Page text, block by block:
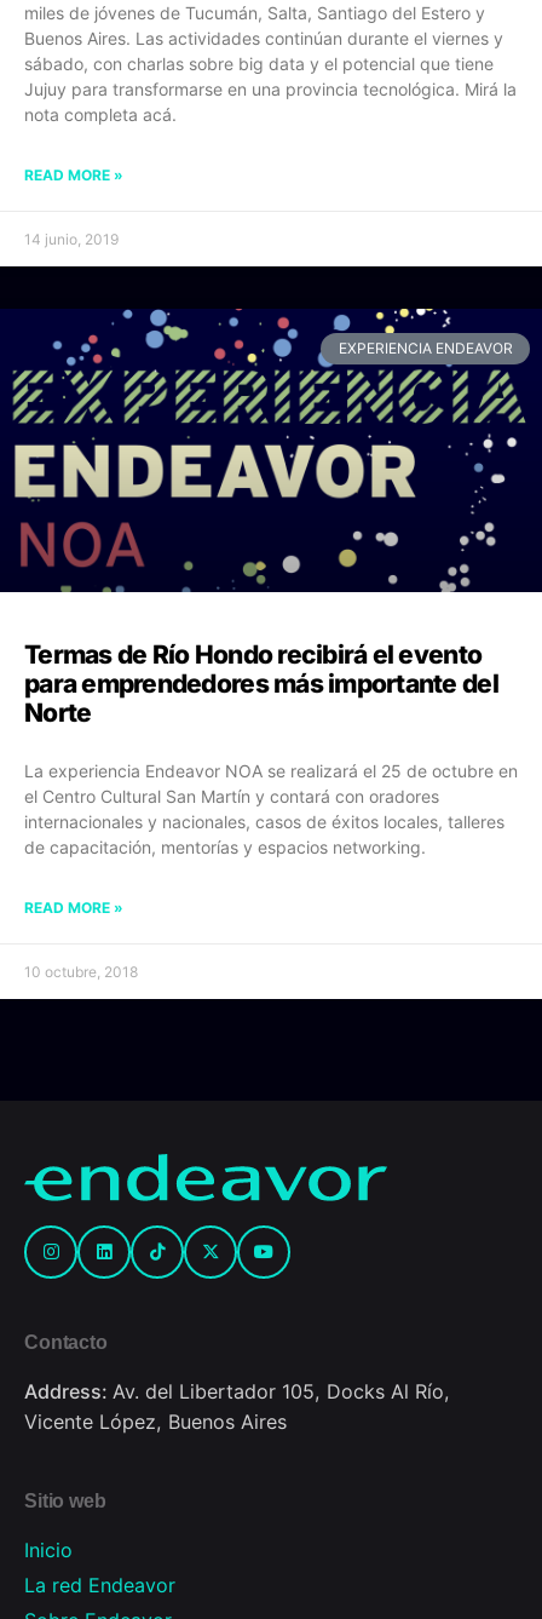
miles de jóvenes de Tucumán, Salta, Santiago del Estero y
Buenos Aires. Las actividades continúan durante el viernes y
sábado, con charlas sobre big data y el potencial que tiene
Jujuy para transformarse en una provincia tecnológica. Mirá la
nota completa acá.
READ MORE »
14 junio, 2019
EXPERIENCIA ENDEAVOR
Termas de Río Hondo recibirá el evento
para emprendedores más importante del
Norte
La experiencia Endeavor NOA se realizará el 25 de octubre en
el Centro Cultural San Martín y contará con oradores
internacionales y nacionales, casos de éxitos locales, talleres
de capacitación, mentorías y espacios networking.
READ MORE »
10 octubre, 2018
Contacto
Address: Av. del Libertador 105, Docks Al Río,
Vicente López, Buenos Aires
Sitio web
Inicio
La red Endeavor